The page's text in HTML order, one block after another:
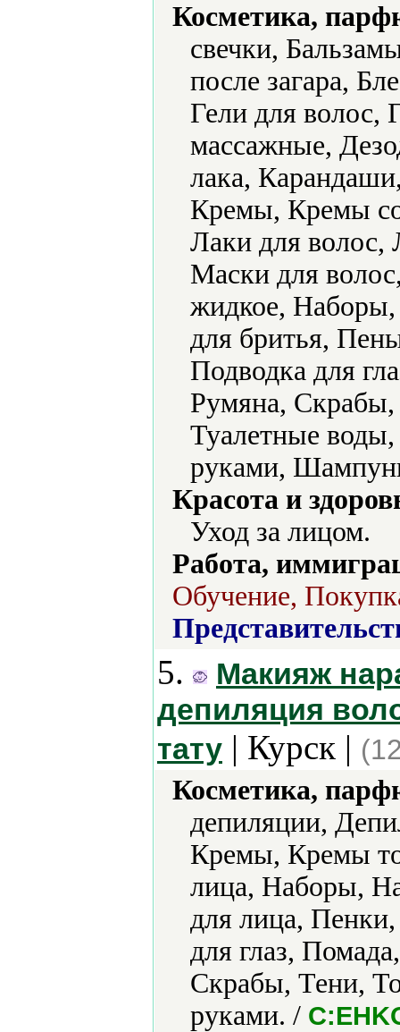
Косметика,
свечки,
после загара,
Гели для волос,
массажные,
лака,
Кремы, Кремы
Лаки для волос,
Маски для
жидкое,
для бритья,
Подводка для
Румяна, Скрабы,
Туалетные
руками,
Красота и
Уход за лицом.
Работа,
Обучение,
5.
Макияж
депиляция
тату | Курск |
Косметика,
депиляции,
Кремы, Кремы
лица, Наборы,
для лица,
для глаз,
Скрабы, Тени,
руками. /